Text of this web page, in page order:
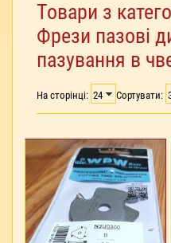
Товари з
Фрези пазові
пазування в
На сторінці: Сортувати: